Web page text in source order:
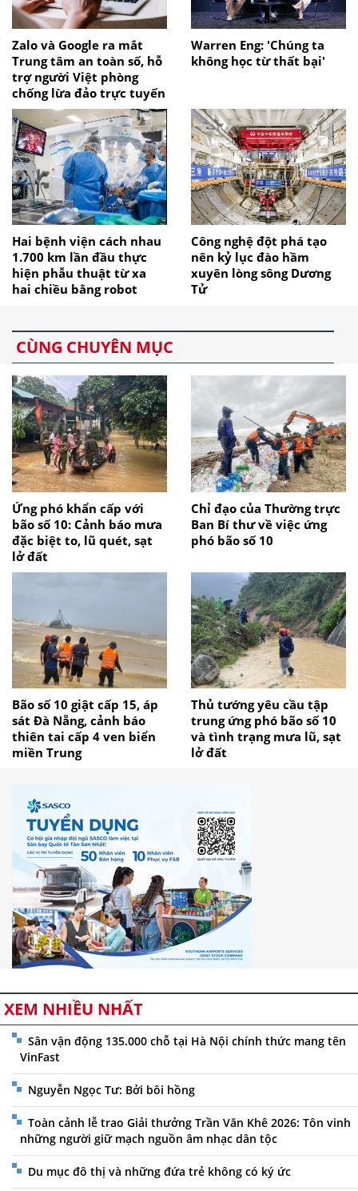
Zalo và Google ra mắt
Trung tâm an toàn số, hỗ
trợ người Việt phòng
chống lừa đảo trực tuyến
Warren Eng: 'Chúng ta
không học từ thất bại'
Hai bệnh viện cách nhau
1.700 km lần đầu thực
hiện phẫu thuật từ xa
hai chiều bằng robot
Công nghệ đột phá tạo
nên kỷ lục đào hầm
xuyên lòng sông Dương
Tử
CÙNG CHUYÊN MỤC
Ứng phó khẩn cấp với
bão số 10: Cảnh báo mưa
đặc biệt to, lũ quét, sạt
lở đất
Chỉ đạo của Thường trực
Ban Bí thư về việc ứng
phó bão số 10
Bão số 10 giật cấp 15, áp
sát Đà Nẵng, cảnh báo
thiên tai cấp 4 ven biển
miền Trung
Thủ tướng yêu cầu tập
trung ứng phó bão số 10
và tình trạng mưa lũ, sạt
lở đất
XEM NHIỀU NHẤT
Sân vận động 135.000 chỗ tại Hà Nội chính thức mang tên
VinFast
Nguyễn Ngọc Tư: Bởi bôi hồng
Toàn cảnh lễ trao Giải thưởng Trần Văn Khê 2026: Tôn vinh
những người giữ mạch nguồn âm nhạc dân tộc
Du mục đô thị và những đứa trẻ không có ký ức